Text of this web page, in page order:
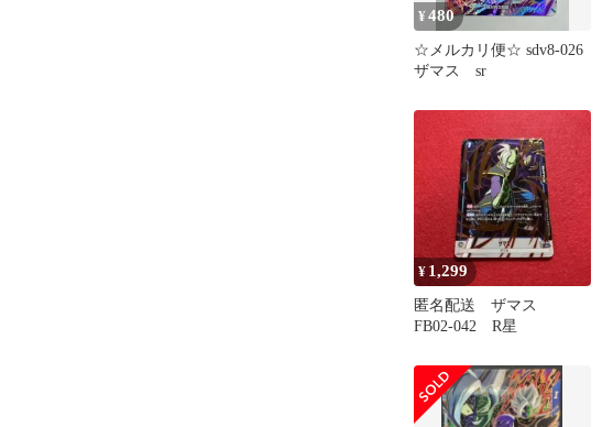
¥480
☆メルカリ便☆ sdv8-026
ザマス sr
¥ 1,299
匿名配送 ザマス
FB02-042 R星